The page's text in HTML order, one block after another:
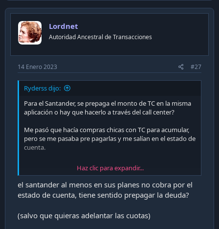
Lordnet
Autoridad Ancestral de Transacciones
14 Enero 2023 #27
Ryderss dijo:
Para el Santander, se prepaga el monto de TC en la misma
aplicación o hay que hacerlo a través del call center?
Me pasó que hacía compras chicas con TC para acumular,
pero se me pasaba pre pagarlas y me salían en el estado de
cuenta.
Enviado desde mi iPhone utilizando Tapatalk
Haz clic para expandir...
el santander al menos en sus planes no cobra por el
estado de cuenta, tiene sentido prepagar la deuda?
(salvo que quieras adelantar las cuotas)